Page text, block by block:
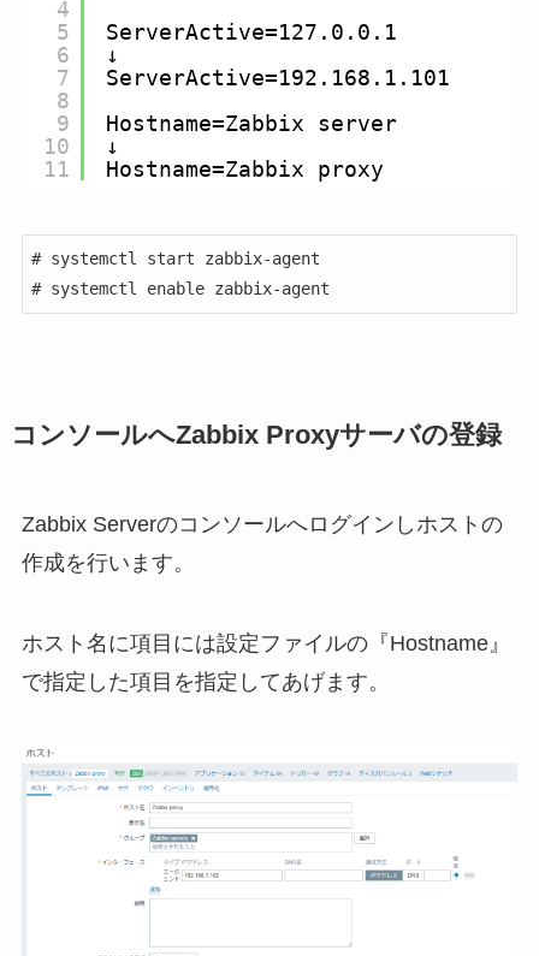
4
5
6
7
8
9
10
11
ServerActive=127.0.0.1
↓
ServerActive=192.168.1.101
Hostname=Zabbix server
↓
Hostname=Zabbix proxy
# systemctl start zabbix-agent
# systemctl enable zabbix-agent
コンソールへZabbix Proxyサーバの登録
Zabbix Serverのコンソールへログインしホストの
作成を行います。
ホスト名に項目には設定ファイルの『Hostname』
で指定した項目を指定してあげます。